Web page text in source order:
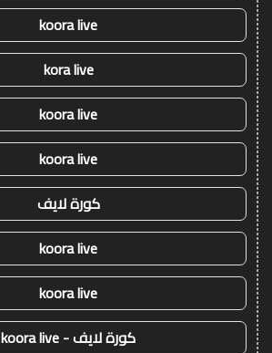
koora live
kora live
koora live
koora live
كورة لايف
koora live
koora live
كورة لايف - koora live